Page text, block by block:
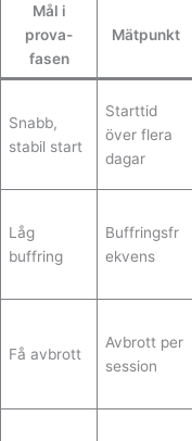
Mål i
prova-
fasen
Mätpunkt
Snabb,
stabil start
Starttid
över flera
dagar
Låg
buffring
Buffringsfr
ekvens
Få avbrott
Avbrott per
session